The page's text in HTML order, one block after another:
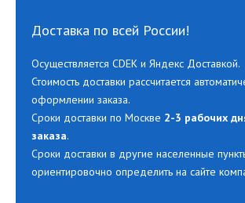
Доставка по всей России!
Осуществляется CDEK и Яндекс Доставкой.
Стоимость доставки рассчитается
оформлении заказа.
Сроки доставки по Москве 2-3 рабочих
заказа.
Сроки доставки в другие населенные
ориентировочно определить на сайте